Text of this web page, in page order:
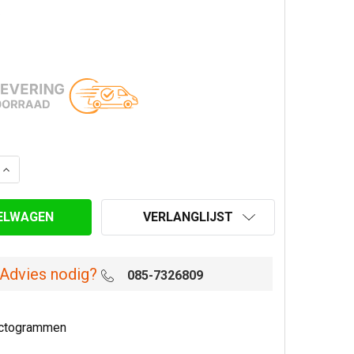
VERLANGLIJST
Advies nodig? 085-7326809